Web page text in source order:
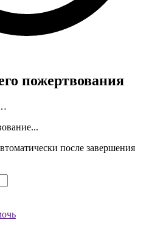
пожертвования
после завершения